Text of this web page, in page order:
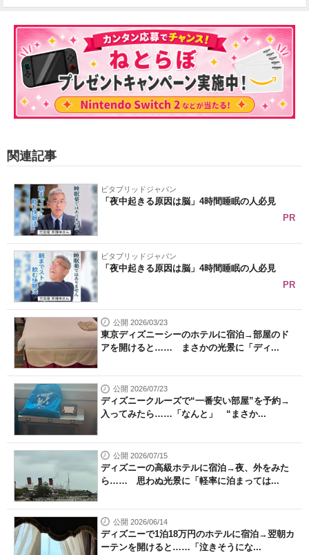
関連記事
ビタブリッドジャパン
「夜中起きる原因は脳」4時間睡眠の人必見
PR
ビタブリッドジャパン
「夜中起きる原因は脳」4時間睡眠の人必見
PR
公開 2026/03/23
東京ディズニーシーのホテルに宿泊→部屋のド
アを開けると…… まさかの光景に「ディ...
公開 2026/07/23
ディズニークルーズで“一番安い部屋”を予約→
入ってみたら……「なんと」 “まさか...
公開 2026/07/15
ディズニーの高級ホテルに宿泊→夜、外をみた
ら…… 思わぬ光景に「軽率に泊まっては...
公開 2026/06/14
ディズニーで1泊18万円のホテルに宿泊→翌朝カ
ーテンを開けると……「泣きそうにな...